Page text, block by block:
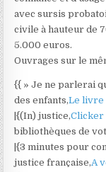
avec sursis
civile à hauteur de
5.000 euros.
Ouvrages sur le
{{ » Je ne parlerai
des enfants,Le livre
|{(In) justice,
bibliothèques de
|{3 minutes pour
justice française,A